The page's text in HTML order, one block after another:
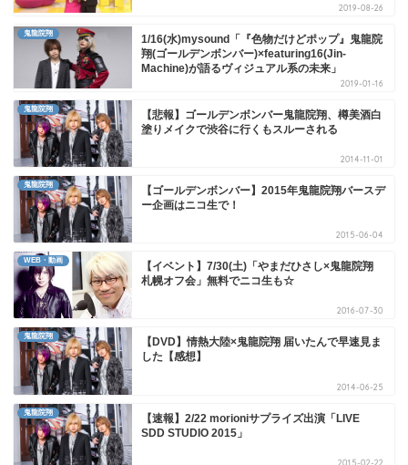
2019-08-26
鬼龍院翔
1/16(水)mysound「『色物だけどポップ』鬼龍院
翔(ゴールデンボンバー)×featuring16(Jin-
Machine)が語るヴィジュアル系の未来」
2019-01-16
鬼龍院翔
【悲報】ゴールデンボンバー鬼龍院翔、樽美酒白
塗りメイクで渋谷に行くもスルーされる
2014-11-01
鬼龍院翔
【ゴールデンボンバー】2015年鬼龍院翔バースデ
ー企画はニコ生で！
2015-06-04
WEB・動画
【イベント】7/30(土)「やまだひさし×鬼龍院翔
札幌オフ会」無料でニコ生も☆
2016-07-30
鬼龍院翔
【DVD】情熱大陸×鬼龍院翔 届いたんで早速見ま
した【感想】
2014-06-25
鬼龍院翔
【速報】2/22 morioniサプライズ出演「LIVE
SDD STUDIO 2015」
2015-02-22